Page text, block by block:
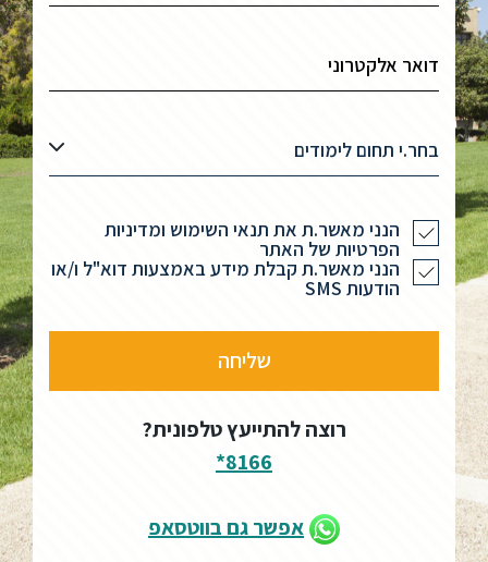
בחר.י תחום לימודים
הנני מאשר.ת את תנאי השימוש ומדיניות
הפרטיות של האתר
הנני מאשר.ת קבלת מידע באמצעות דוא"ל ו/או
הודעות SMS
רוצה להתייעץ טלפונית?
8166*
אפשר גם בווטסאפ